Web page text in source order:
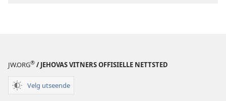
JW.ORG® / JEHOVAS VITNERS OFFISIELLE NETTSTED
Velg utseende